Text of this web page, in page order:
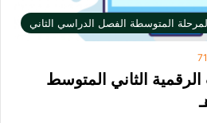
المتوسطة الفصل الدراسي الثاني
الرقمية الثاني المتوسط